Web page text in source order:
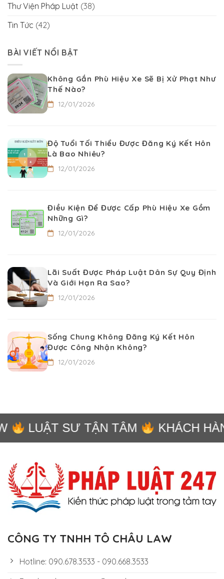
Thư Viện Pháp Luật (38)
Tin Tức (42)
BÀI VIẾT NỔI BẬT
Không Gắn Phù Hiệu Xe Sẽ Bị Xử Phạt Như
Thế Nào?
12/01/2026
Độ Tuổi Tối Thiểu Được Đăng Ký Kết Hôn
Là Bao Nhiêu?
12/01/2026
Điều Kiện Để Được Cấp Phù Hiệu Xe Gồm
Những Gì?
12/01/2026
Lãi Suất Được Pháp Luật Dân Sự Quy Định
Và Giới Hạn Ra Sao?
12/01/2026
Sống Chung Không Đăng Ký Kết Hôn
Được Công Nhận Không?
12/01/2026
LUẬT SƯ TẬN TÂM KHÁCH
CÔNG TY TNHH TÔ CHÂU LAW
Hotline: 090.678.3533 - 090.668.3533